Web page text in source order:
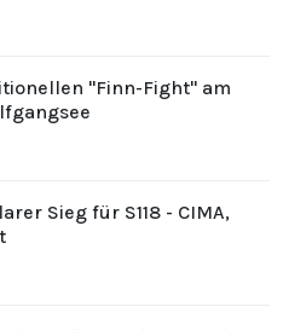
"Finn-Fight" am
Sieg für S118 - CIMA,